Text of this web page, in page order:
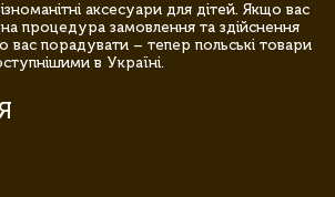
аксесуари для дітей. Якщо вас
процедура замовлення та здійснення
вас порадувати – тепер польські товари
в Україні.